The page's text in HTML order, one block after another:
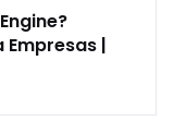
Empresas |